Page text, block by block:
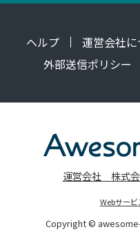
ヘルプ 運営会社に
外部送信ポリシー
運営会社 株式会
Webサー
Copyright ©